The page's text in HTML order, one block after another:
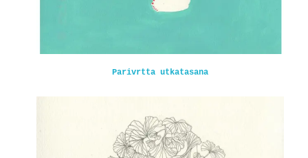
Parivrtta utkatasana